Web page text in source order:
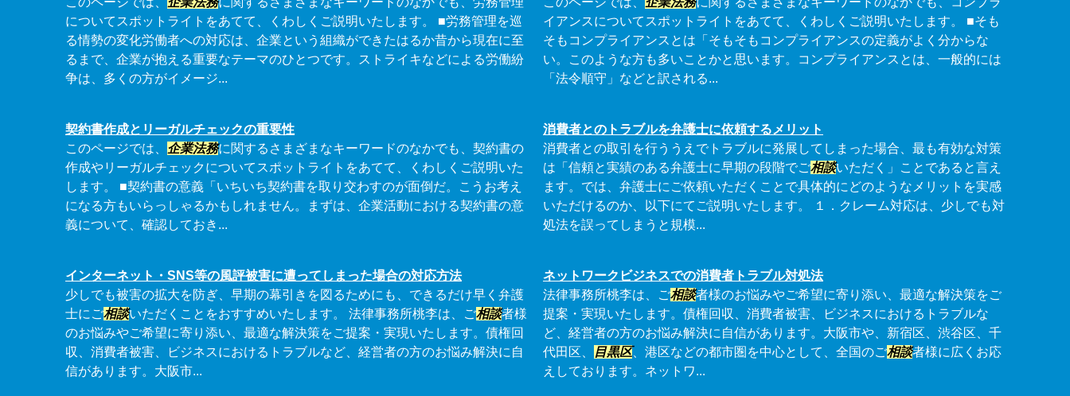
についてスポットライトをあてて、くわしくご説明いたします。 ■労務管理を巡
る情勢の変化労働者への対応は、企業という組織ができたはるか昔から現在に至
るまで、企業が抱える重要なテーマのひとつです。ストライキなどによる労働紛
争は、多くの方がイメージ...
イアンスについてスポットライトをあてて、くわしくご説明いたします。 ■そも
そもコンプライアンスとは「そもそもコンプライアンスの定義がよく分からな
い。このような方も多いことかと思います。コンプライアンスとは、一般的には
「法令順守」などと訳される...
契約書作成とリーガルチェックの重要性
このページでは、 企業法務に関するさまざまなキーワードのなかでも、契約書の
作成やリーガルチェックについてスポットライトをあてて、くわしくご説明いた
します。 ■契約書の意義「いちいち契約書を取り交わすのが面倒だ。こうお考え
になる方もいらっしゃるかもしれません。まずは、企業活動における契約書の意
義について、確認しておき...
消費者とのトラブルを弁護士に依頼するメリット
消費者との取引を行ううえでトラブルに発展してしまった場合、最も有効な対策
は「信頼と実績のある弁護士に早期の段階でご相談いただく」ことであると言え
ます。では、弁護士にご依頼いただくことで具体的にどのようなメリットを実感
いただけるのか、以下にてご説明いたします。 １．クレーム対応は、少しでも対
処法を誤ってしまうと規模...
インターネット・SNS等の風評被害に遭ってしまった場合の対応方法
少しでも被害の拡大を防ぎ、早期の幕引きを図るためにも、できるだけ早く弁護
士にご相談いただくことをおすすめいたします。 法律事務所桃李は、ご相談者様
のお悩みやご希望に寄り添い、最適な解決策をご提案・実現いたします。債権回
収、消費者被害、ビジネスにおけるトラブルなど、経営者の方のお悩み解決に自
信があります。大阪市...
ネットワークビジネスでの消費者トラブル対処法
法律事務所桃李は、ご相談者様のお悩みやご希望に寄り添い、最適な解決策をご
提案・実現いたします。債権回収、消費者被害、ビジネスにおけるトラブルな
ど、経営者の方のお悩み解決に自信があります。大阪市や、新宿区、渋谷区、千
代田区、
目黒区、港区などの都市圏を中心として、全国のご相談者様に広くお応
えしております。ネットワ...